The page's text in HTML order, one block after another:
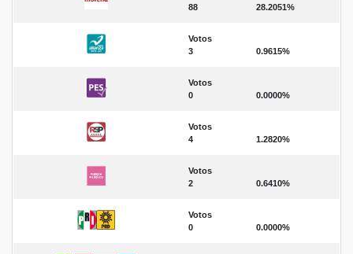
88
28.2051%
Votos
3
0.9615%
Votos
0
0.0000%
Votos
4
1.2820%
Votos
2
0.6410%
Votos
0
0.0000%